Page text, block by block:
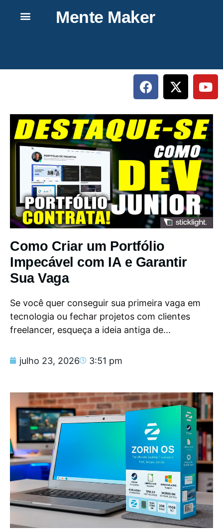
Mente Maker
Como Criar um Portfólio
Impecável com IA e Garantir
Sua Vaga
Se você quer conseguir sua primeira vaga em
tecnologia ou fechar projetos com clientes
freelancer, esqueça a ideia antiga de...
julho 23, 2026 3:51 pm